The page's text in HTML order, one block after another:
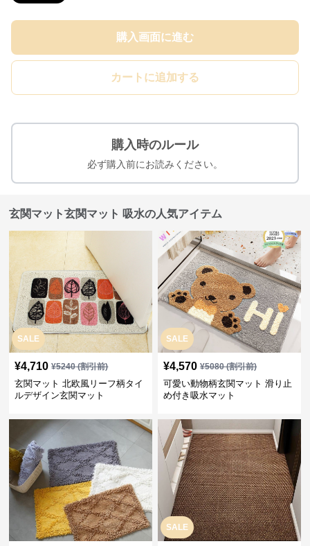
購入画面に進む
カートに追加する
購入時のルール
必ず購入前にお読みください。
玄関マット玄関マット 吸水の人気アイテム
SALE
¥4,710 ¥5240(割引前)
玄関マット 北欧風リーフ柄タイ
ルデザイン玄関マット
SALE
¥4,570 ¥5080(割引前)
可愛い動物柄玄関マット 滑り止
め付き吸水マット
SALE